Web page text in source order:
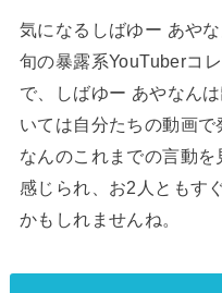
気になるしばゆー あや
旬の暴露系YouTuberコ
で、しばゆー あやなん
いては自分たちの動画
なんのこれまでの言動
感じられ、お2人ともす
かもしれませんね。